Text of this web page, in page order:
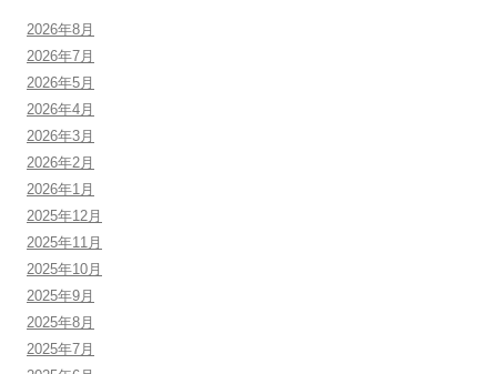
2026年8月
2026年7月
2026年5月
2026年4月
2026年3月
2026年2月
2026年1月
2025年12月
2025年11月
2025年10月
2025年9月
2025年8月
2025年7月